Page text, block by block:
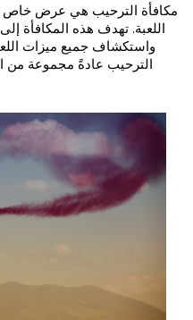
مكافأة الترحيب هي عرض خاص
اللعبة. تهدف هذه المكافأة
الترحيب عادةً مجموعة من